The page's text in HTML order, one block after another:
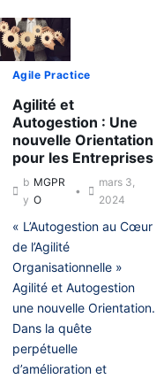
o
j
e
t
H
i
e
e
t
A
j
o
u
r
d
’
h
(
u
t
É
t
t
d
’
E
p
r
t
A
g
i
l
e
:
L
Agile Practice
Agilité et
Autogestion : Une
nouvelle Orientation
pour les Entreprises
b
y
MGPR
O
mars 3,
2024
« L’Autogestion au Cœur
de l’Agilité
Organisationnelle »
Agilité et Autogestion
une nouvelle Orientation.
Dans la quête
perpétuelle
d’amélioration et